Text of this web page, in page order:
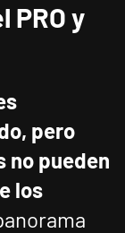
PRO y
pero
no pueden
los